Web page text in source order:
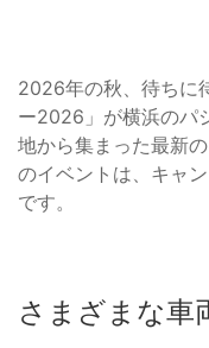
2026年の秋、待ちに
ー2026」が横浜のパ
地から集まった最新
のイベントは、キャ
です。
さまざまな車